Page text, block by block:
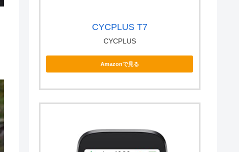
CYCPLUS T7
CYCPLUS
Amazonで見る